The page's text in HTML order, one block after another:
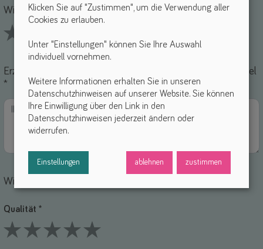
Wie findest du dieses Hilfsmittel? *
2 Stars3 Stars4 Stars5 Stars
Erzähle uns von deinen Erfahrungen mit diesem Hilfsmittel
*
Wie bewertest du die einzelnen Punkte?
Qualität *
Klicken Sie auf "Zustimmen", um die Verwendung aller
Cookies zu erlauben.
Unter "Einstellungen" können Sie Ihre Auswahl
individuell vornehmen.
Weitere Informationen erhalten Sie in unseren
Datenschutzhinweisen auf unserer Website. Sie können
Ihre Einwilligung über den Link in den
Datenschutzhinweisen jederzeit ändern oder
widerrufen.
Einstellungen ablehnen zustimmen